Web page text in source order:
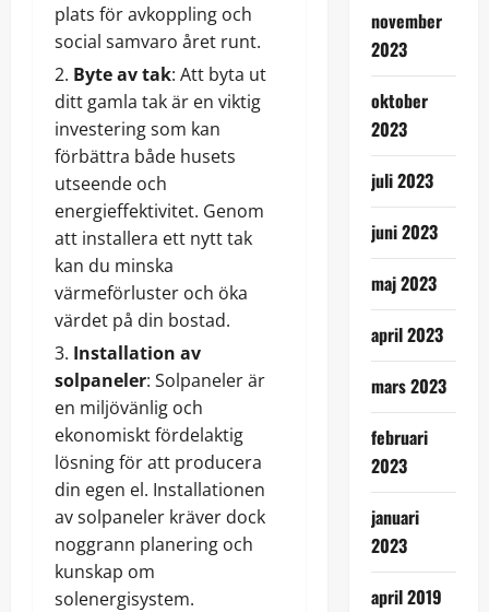
plats för avkoppling och
social samvaro året runt.
Byte av tak: Att byta ut
ditt gamla tak är en viktig
investering som kan
förbättra både husets
utseende och
energieffektivitet. Genom
att installera ett nytt tak
kan du minska
värmeförluster och öka
värdet på din bostad.
Installation av
solpaneler: Solpaneler är
en miljövänlig och
ekonomiskt fördelaktig
lösning för att producera
din egen el. Installationen
av solpaneler kräver dock
noggrann planering och
kunskap om
solenergisystem.
november
2023
oktober
2023
juli 2023
juni 2023
maj 2023
april 2023
mars 2023
februari
2023
januari
2023
april 2019